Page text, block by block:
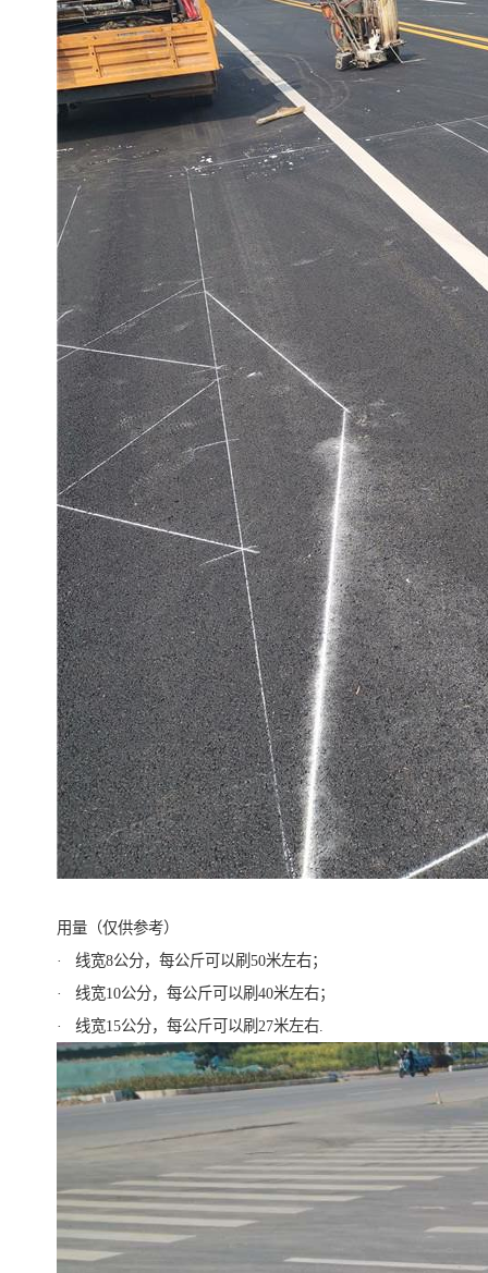
用量（仅供参考）
· 线宽8公分，每公斤可以刷50米左右；
· 线宽10公分，每公斤可以刷40米左右；
· 线宽15公分，每公斤可以刷27米左右.